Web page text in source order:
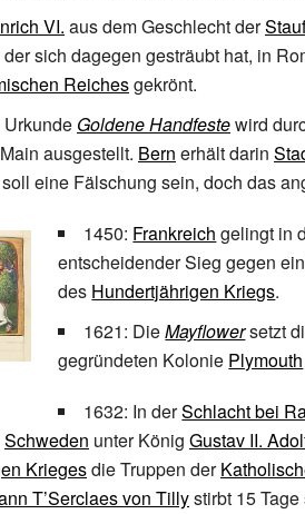
VI. aus dem Geschlecht der
der sich dagegen gesträubt hat, in
Reichesgekrönt.
Goldene Handfestewird
ausgestellt. Bern erhält darin
eine Fälschung sein, doch das
1450: Frankreich gelingt in
entscheidender Sieg gegen
des Hundertjährigen Kriegs.
1621: DieMayflowersetzt
gegründeten Kolonie Plymouth
1632: In derSchlacht bei
Schweden unter König Gustav II.
Kriegesdie Truppen der
T’Serclaes von Tillystirbt 15